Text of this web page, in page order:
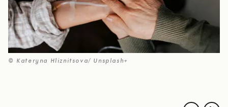
© Kateryna Hliznitsova/ Unsplash+